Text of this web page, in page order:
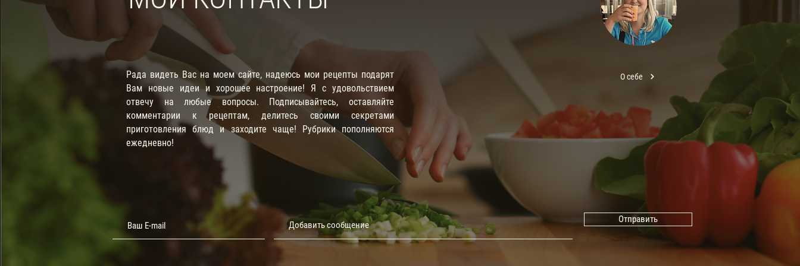
Рада видеть Вас на моем сайте, надеюсь мои рецепты подарят
Вам новые идеи и хорошее настроение! Я с удовольствием
отвечу на любые вопросы. Подписывайтесь, оставляйте
комментарии к рецептам, делитесь своими секретами
приготовления блюд и заходите чаще! Рубрики пополняются
ежедневно!
О себе
Отправить